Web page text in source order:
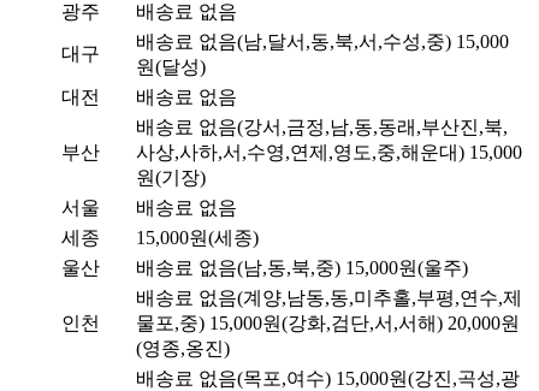
광주
배송료 없음
대구
배송료 없음(남,달서,동,북,서,수성,중) 15,000
원(달성)
대전
배송료 없음
부산
배송료 없음(강서,금정,남,동,동래,부산진,북,
사상,사하,서,수영,연제,영도,중,해운대) 15,000
원(기장)
서울
배송료 없음
세종
15,000원(세종)
울산
배송료 없음(남,동,북,중) 15,000원(울주)
인천
배송료 없음(계양,남동,동,미추홀,부평,연수,제
물포,중) 15,000원(강화,검단,서,서해) 20,000원
(영종,옹진)
배송료 없음(목포,여수) 15,000원(강진,곡성,광